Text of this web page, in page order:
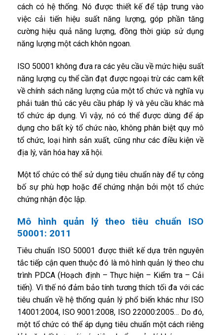
cách có hệ thống. Nó được thiết kế để tập trung vào
việc cải tiến hiệu suất năng lượng, góp phần tăng
cường hiệu quả năng lượng, đồng thời giúp sử dụng
năng lượng một cách khôn ngoan.
ISO 50001 không đưa ra các yêu cầu về mức hiệu suất
năng lượng cụ thể cần đạt được ngoại trừ các cam kết
về chính sách năng lượng của một tổ chức và nghĩa vụ
phải tuân thủ các yêu cầu pháp lý và yêu cầu khác mà
tổ chức áp dụng. Vì vậy, nó có thể được dùng để áp
dụng cho bất kỳ tổ chức nào, không phân biệt quy mô
tổ chức, loại hình sản xuất, cũng như các điều kiện về
địa lý, văn hóa hay xã hội.
Một tổ chức có thể sử dụng tiêu chuẩn này để tự công
bố sự phù hợp hoặc để chứng nhận bởi một tổ chức
chứng nhận độc lập.
Mô hình quản lý theo tiêu chuẩn ISO
50001: 2011
Tiêu chuẩn ISO 50001 được thiết kế dựa trên nguyên
tắc tiếp cận quen thuộc đó là mô hình quản lý theo chu
trình PDCA (Hoạch định – Thực hiện – Kiểm tra – Cải
tiến). Vì thế nó đảm bảo tính tương thích tối đa với các
tiêu chuẩn về hệ thống quản lý phổ biến khác như ISO
14001:2004, ISO 9001:2008, ISO 22000:2005… Do đó,
một tổ chức có thể áp dụng tiêu chuẩn một cách riêng